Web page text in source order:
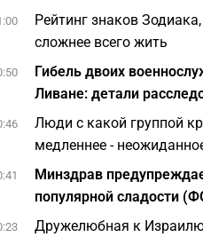
Рейтинг знаков
сложнее всего жить
Гибель двоих
Ливане: детали
Люди с какой группой
медленнее -
Минздрав
популярной сладости
Дружелюбная к